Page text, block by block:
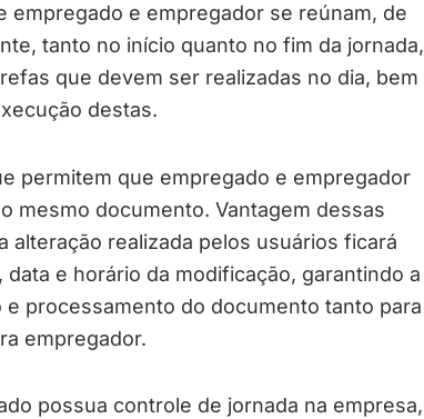
empregado e empregador se reúnam, de
tanto no início quanto no fim da jornada,
que devem ser realizadas no dia, bem
destas.
permitem que empregado e empregador
mesmo documento. Vantagem dessas
alteração realizada pelos usuários ficará
e horário da modificação, garantindo a
e processamento do documento tanto para
empregador.
possua controle de jornada na empresa,